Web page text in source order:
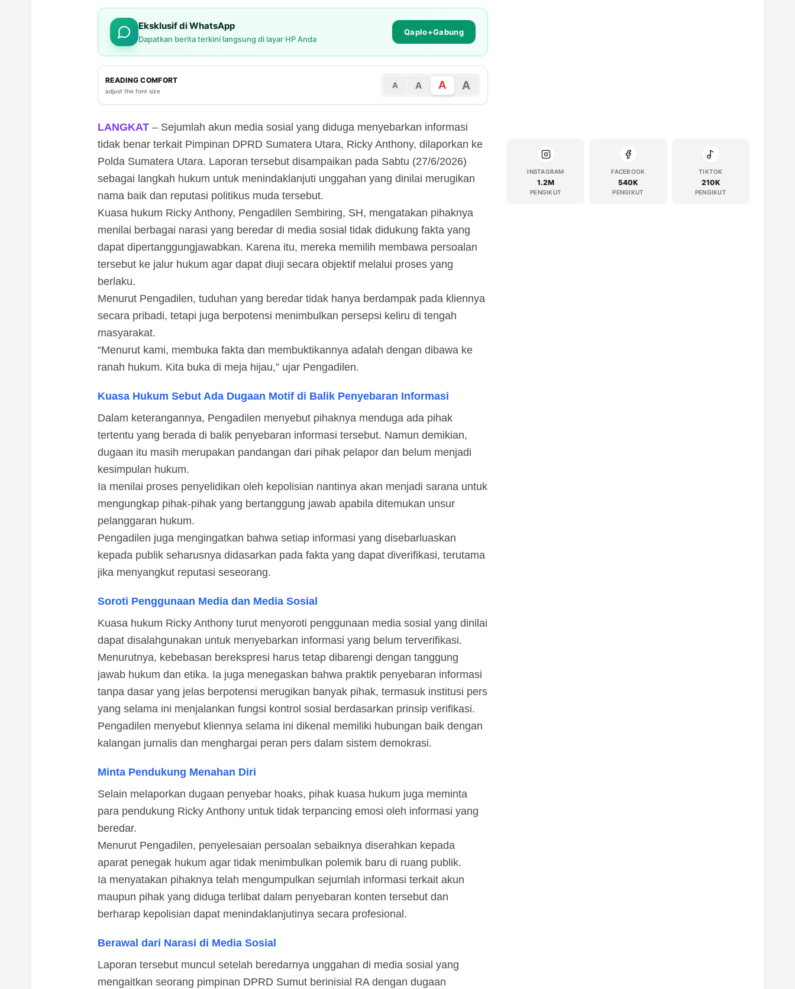
Eksklusif di WhatsApp
Dapatkan berita terkini langsung di layar HP Anda
Qaplo+Gabung
READING COMFORT
adjust the font size
A A A A
LANGKAT – Sejumlah akun media sosial yang diduga menyebarkan informasi
tidak benar terkait Pimpinan DPRD Sumatera Utara, Ricky Anthony, dilaporkan ke
Polda Sumatera Utara. Laporan tersebut disampaikan pada Sabtu (27/6/2026)
sebagai langkah hukum untuk menindaklanjuti unggahan yang dinilai merugikan
nama baik dan reputasi politikus muda tersebut.
Kuasa hukum Ricky Anthony, Pengadilen Sembiring, SH, mengatakan pihaknya
menilai berbagai narasi yang beredar di media sosial tidak didukung fakta yang
dapat dipertanggungjawabkan. Karena itu, mereka memilih membawa persoalan
tersebut ke jalur hukum agar dapat diuji secara objektif melalui proses yang
berlaku.
Menurut Pengadilen, tuduhan yang beredar tidak hanya berdampak pada kliennya
secara pribadi, tetapi juga berpotensi menimbulkan persepsi keliru di tengah
masyarakat.
“Menurut kami, membuka fakta dan membuktikannya adalah dengan dibawa ke
ranah hukum. Kita buka di meja hijau,” ujar Pengadilen.
Kuasa Hukum Sebut Ada Dugaan Motif di Balik Penyebaran Informasi
Dalam keterangannya, Pengadilen menyebut pihaknya menduga ada pihak
tertentu yang berada di balik penyebaran informasi tersebut. Namun demikian,
dugaan itu masih merupakan pandangan dari pihak pelapor dan belum menjadi
kesimpulan hukum.
Ia menilai proses penyelidikan oleh kepolisian nantinya akan menjadi sarana untuk
mengungkap pihak-pihak yang bertanggung jawab apabila ditemukan unsur
pelanggaran hukum.
Pengadilen juga mengingatkan bahwa setiap informasi yang disebarluaskan
kepada publik seharusnya didasarkan pada fakta yang dapat diverifikasi, terutama
jika menyangkut reputasi seseorang.
Soroti Penggunaan Media dan Media Sosial
Kuasa hukum Ricky Anthony turut menyoroti penggunaan media sosial yang dinilai
dapat disalahgunakan untuk menyebarkan informasi yang belum terverifikasi.
Menurutnya, kebebasan berekspresi harus tetap dibarengi dengan tanggung
jawab hukum dan etika. Ia juga menegaskan bahwa praktik penyebaran informasi
tanpa dasar yang jelas berpotensi merugikan banyak pihak, termasuk institusi pers
yang selama ini menjalankan fungsi kontrol sosial berdasarkan prinsip verifikasi.
Pengadilen menyebut kliennya selama ini dikenal memiliki hubungan baik dengan
kalangan jurnalis dan menghargai peran pers dalam sistem demokrasi.
Minta Pendukung Menahan Diri
Selain melaporkan dugaan penyebar hoaks, pihak kuasa hukum juga meminta
para pendukung Ricky Anthony untuk tidak terpancing emosi oleh informasi yang
beredar.
Menurut Pengadilen, penyelesaian persoalan sebaiknya diserahkan kepada
aparat penegak hukum agar tidak menimbulkan polemik baru di ruang publik.
Ia menyatakan pihaknya telah mengumpulkan sejumlah informasi terkait akun
maupun pihak yang diduga terlibat dalam penyebaran konten tersebut dan
berharap kepolisian dapat menindaklanjutinya secara profesional.
Berawal dari Narasi di Media Sosial
Laporan tersebut muncul setelah beredarnya unggahan di media sosial yang
mengaitkan seorang pimpinan DPRD Sumut berinisial RA dengan dugaan
INSTAGRAM
1.2M
PENGIKUT
FACEBOOK
540K
PENGIKUT
TIKTOK
210K
PENGIKUT